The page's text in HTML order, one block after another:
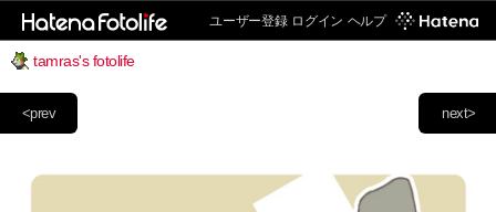
ユーザー登録 ログイン ヘルプ
tamras's fotolife
next>
<prev